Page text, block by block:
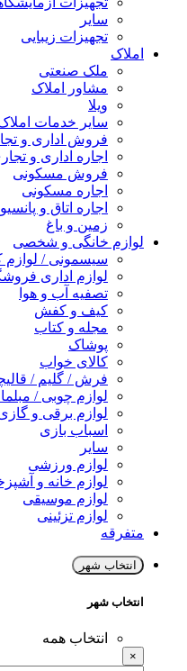
سایر
تجهیزات زیبایی
املاک
ملک صنعتی
مشاور املاک
ویلا
سایر خدمات املاک
فروش اداری و تجاری
اجاره اداری و تجاری
فروش مسکونی
اجاره مسکونی
اجاره اتاق و پانسیون
زمین و باغ
لوازم خانگی و شخصی
سیسمونی / لوازم کودک
لوازم اداری فروشگاهی
تصفیه آب و هوا
کیف و کفش
مجله و کتاب
پوشاک
کالای خواب
فرش / گلیم / قالیچه
لوازم چوبی / مبلمان
لوازم برقی و گازی
اسباب بازی
سایر
لوازم ورزشی
لوازم خانه و آشپزخانه
لوازم موسیقی
لوازم تزئینی
متفرقه
انتخاب شهر
انتخاب شهر
انتخاب همه